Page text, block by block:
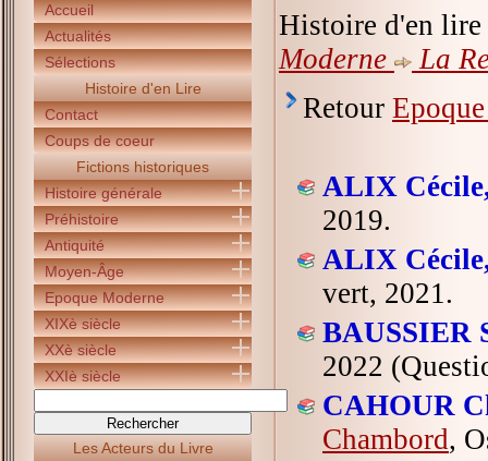
Accueil
Actualités
Sélections
Histoire d'en Lire
Contact
Coups de coeur
Fictions historiques
Histoire générale
Préhistoire
Antiquité
Moyen-Âge
Epoque Moderne
XIXè siècle
XXè siècle
XXIè siècle
Les Acteurs du Livre
Histoire d'en
Moderne
La
Retour
ALIX
2019.
ALIX
vert, 2021.
BAUSSIER
2022
CAHOUR
Chambord,